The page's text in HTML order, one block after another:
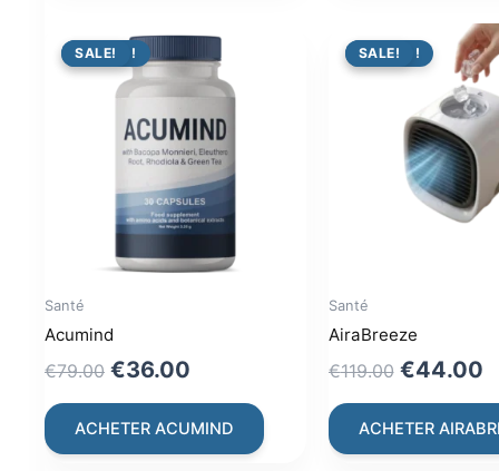
PROMO !
SALE!
Santé
Acumind
€79.00 Original
price
was:
€79.00.
€36.00
price
is:
€36.00.
ACHETER ACUMIND
PROMO !
SALE!
Santé
AiraBreeze
€119.00 Original
price
was:
€119.00.
€44.00
ACHETER